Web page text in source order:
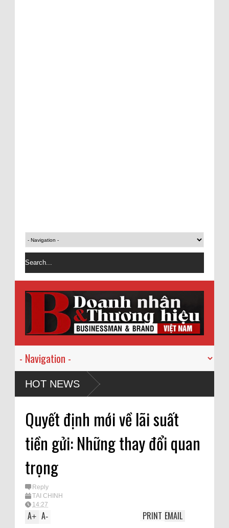
HOT NEWS
Quyết định mới về lãi suất
tiền gửi: Những thay đổi quan
trọng
Reply
TÀI CHÍNH
14:27
A+ A- EMAIL
PRINT